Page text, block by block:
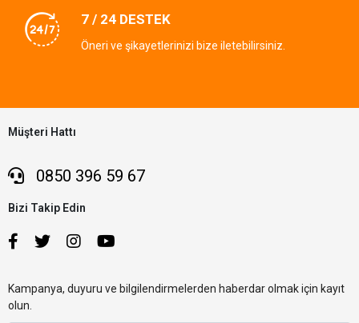
7 / 24 DESTEK
Öneri ve şikayetlerinizi bize iletebilirsiniz.
Müşteri Hattı
0850 396 59 67
Bizi Takip Edin
Kampanya, duyuru ve bilgilendirmelerden haberdar olmak için kayıt
olun.